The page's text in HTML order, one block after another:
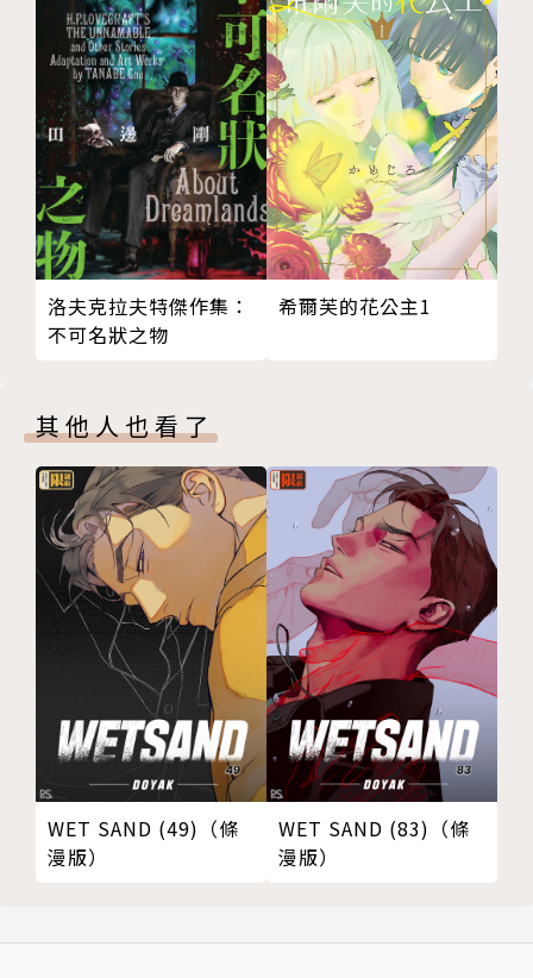
洛夫克拉夫特傑作集：
不可名狀之物
希爾芙的花公主1
其他人也看了
WET SAND (49)（條
漫版）
WET SAND (83)（條
漫版）